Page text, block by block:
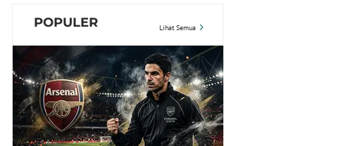
POPULER Lihat Semua